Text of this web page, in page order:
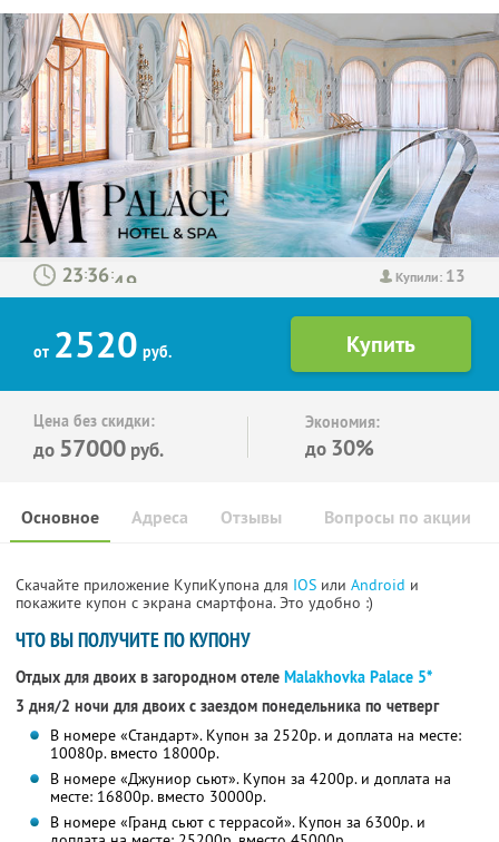
Купили: 13
: :
от 2520 руб.
Цена без скидки:
до 57000 руб.
Экономия:
до 30%
Основное Отзывы Вопросы по акции
Адреса
Скачайте приложение КупиКупона для IOS или Android и
покажите купон с экрана смартфона. Это удобно :)
ЧТО ВЫ ПОЛУЧИТЕ ПО КУПОНУ
Отдых для двоих в загородном отеле Malakhovka Palace 5*
3 дня/2 ночи для двоих с заездом понедельника по четверг
В номере «Стандарт». Купон за 2520р. и доплата на месте:
10080р. вместо 18000р.
В номере «Джуниор сьют». Купон за 4200р. и доплата на
месте: 16800р. вместо 30000р.
В номере «Гранд сьют с террасой». Купон за 6300р. и